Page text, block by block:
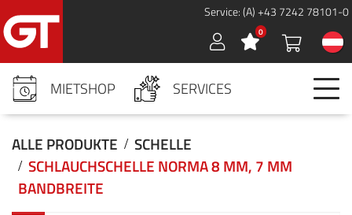
Service: (A) +43 7242 78101-0
Sign in 0
MIETSHOP SERVICES
ALLE PRODUKTE
SCHELLE
SCHLAUCHSCHELLE NORMA 8 MM, 7 MM
BANDBREITE